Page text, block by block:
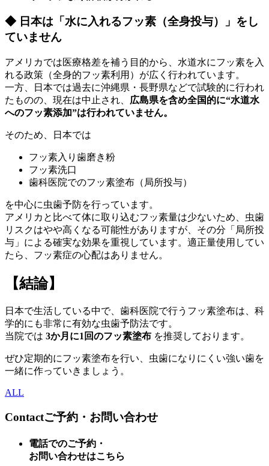
◆ 日本は「水に入れるフッ素（全身投与）」をし
ていません
アメリカでは医療格差を補う目的から、水道水にフッ素を入
れる政策（全身的フッ素利用）が広く行われています。
一方、日本では過去に沖縄県・長野県などで試験的に行われ
たものの、現在は中止され、 広島県を含め全国的に“水道水
へのフッ素添加”は行われていません。
そのため、日本では
フッ素入り歯磨き粉
フッ素洗口
歯科医院でのフッ素塗布（局所投与）
を中心に虫歯予防を行っています。
アメリカと比べて体に取り込むフッ素量は少ないため、虫歯
リスクはやや高くなる可能性がありますが、その分「局所投
与」による確実な効果を重視しています。適正量使用してい
たら、フッ素症の心配はありません。
【結論】
日本で生活している中で、歯科医院で行うフッ素塗布は、科
学的にも非常に有効な虫歯予防法です。
当院では 3か月に1回のフッ素塗布 を推奨しております。
ぜひ定期的にフッ素塗布を行い、虫歯になりにくい強い歯を
一緒に作っていきましょう。
ALL
Contactご予約・お問い合わせ
電話でのご予約・
お問い合わせはこちら